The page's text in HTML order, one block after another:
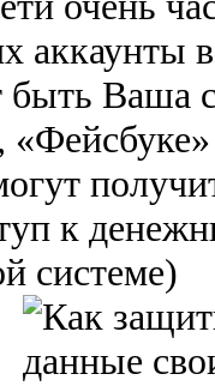
Ваша
к
системе)